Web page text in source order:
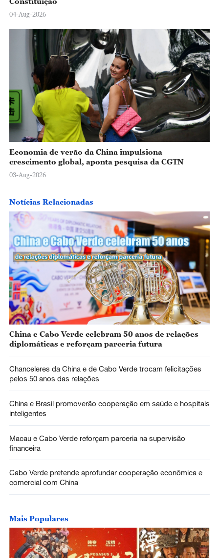
04-Aug-2026
Economia de verão da China impulsiona
crescimento global, aponta pesquisa da CGTN
03-Aug-2026
Notícias Relacionadas
China e Cabo Verde celebram 50 anos de relações
diplomáticas e reforçam parceria futura
Chanceleres da China e de Cabo Verde trocam felicitações
pelos 50 anos das relações
China e Brasil promoverão cooperação em saúde e hospitais
inteligentes
Macau e Cabo Verde reforçam parceria na supervisão
financeira
Cabo Verde pretende aprofundar cooperação econômica e
comercial com China
Mais Populares